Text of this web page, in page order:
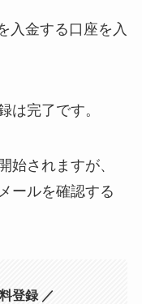
入金する口座を入
は完了です。
始されますが、
ールを確認する
登録 ／